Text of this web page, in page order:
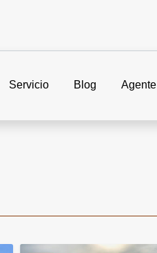
Servicio Blog Agente